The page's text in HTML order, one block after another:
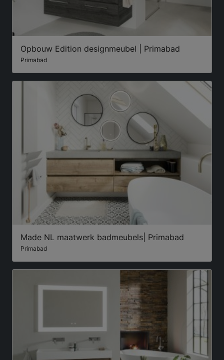
Opbouw Edition designmeubel | Primabad
Primabad
Made NL maatwerk badmeubels| Primabad
Primabad